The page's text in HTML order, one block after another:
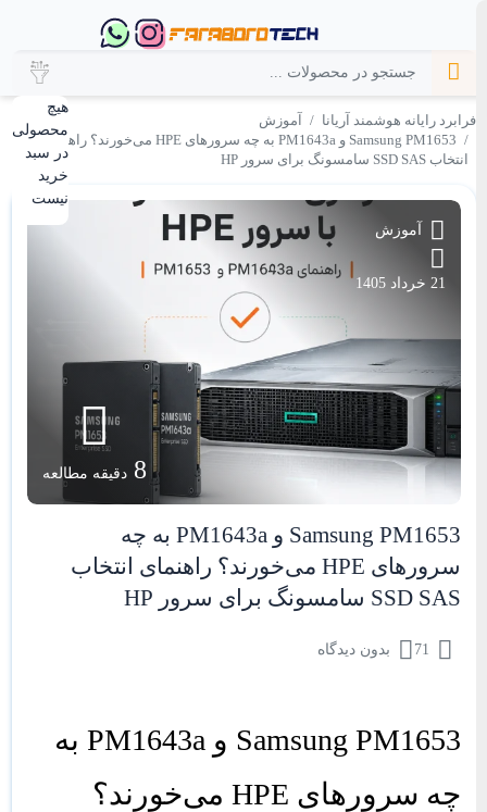
هیچ
محصولی
در سبد
خرید
نیست
فرابرد رایانه هوشمند آریانا
آموزش
Samsung PM1653 و PM1643a به چه سرورهای HPE می‌خورند؟ راهنمای
انتخاب SSD SAS سامسونگ برای سرور HP
Samsung PM1653 و PM1643a به چه
سرورهای HPE می‌خورند؟ راهنمای انتخاب
SSD SAS سامسونگ برای سرور HP
71 بدون دیدگاه
8 دقیقه مطالعه
آموزش
21 خرداد 1405
Samsung PM1653 و PM1643a به
چه سرورهای HPE می‌خورند؟